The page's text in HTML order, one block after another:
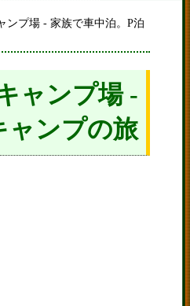
プ場 - 家族で車中泊。P泊
ャンプ場 -
ャンプの旅